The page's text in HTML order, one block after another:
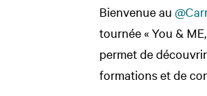
Bienvenue au
tournée « You &
permet de
formations et de